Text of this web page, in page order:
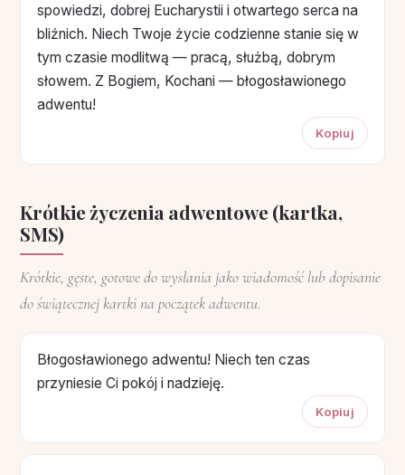
spowiedzi, dobrej Eucharystii i otwartego serca na
bliźnich. Niech Twoje życie codzienne stanie się w
tym czasie modlitwą — pracą, służbą, dobrym
słowem. Z Bogiem, Kochani — błogosławionego
adwentu!
Kopiuj
Krótkie życzenia adwentowe (kartka,
SMS)
Krótkie, gęste, gotowe do wysłania jako wiadomość lub dopisanie
do świątecznej kartki na początek adwentu.
Błogosławionego adwentu! Niech ten czas
przyniesie Ci pokój i nadzieję.
Kopiuj